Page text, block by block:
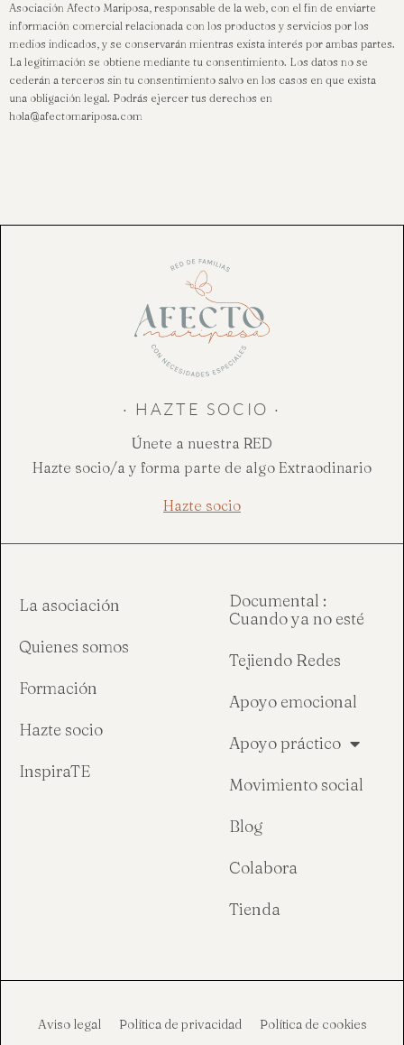
Asociación Afecto Mariposa, responsable de la web, con el fin de enviarte
información comercial relacionada con los productos y servicios por los
medios indicados, y se conservarán mientras exista interés por ambas partes.
La legitimación se obtiene mediante tu consentimiento. Los datos no se
cederán a terceros sin tu consentimiento salvo en los casos en que exista
una obligación legal. Podrás ejercer tus derechos en
hola@afectomariposa.com
· HAZTE SOCIO ·
Únete a nuestra RED
Hazte socio/a y forma parte de algo Extraodinario
Hazte socio
La asociación
Quienes somos
Formación
Hazte socio
InspiraTE
Documental :
Cuando ya no esté
Tejiendo Redes
Apoyo emocional
Apoyo práctico
Movimiento social
Blog
Colabora
Tienda
Aviso legal Política de privacidad Política de cookies